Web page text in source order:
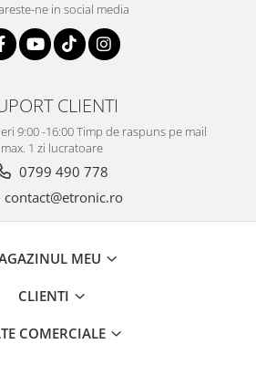
ne in social media
CLIENTI
9:00 -16:00 Timp de raspuns pe mail
max. 1 zi lucratoare
0799 490 778
contact@etronic.ro
MEU
CLIENTI
COMERCIALE